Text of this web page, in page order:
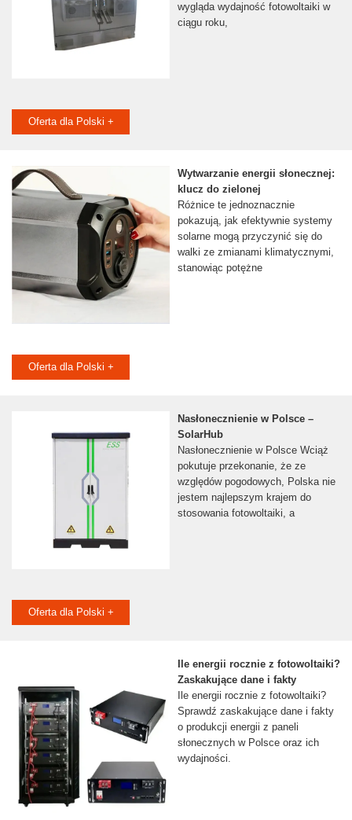
wygląda wydajność fotowoltaiki w
ciągu roku,
Oferta dla Polski +
Wytwarzanie energii słonecznej:
klucz do zielonej
Różnice te jednoznacznie
pokazują, jak efektywnie systemy
solarne mogą przyczynić się do
walki ze zmianami klimatycznymi,
stanowiąc potężne
Oferta dla Polski +
Nasłonecznienie w Polsce –
SolarHub
Nasłonecznienie w Polsce Wciąż
pokutuje przekonanie, że ze
względów pogodowych, Polska nie
jestem najlepszym krajem do
stosowania fotowoltaiki, a
Oferta dla Polski +
Ile energii rocznie z fotowoltaiki?
Zaskakujące dane i fakty
Ile energii rocznie z fotowoltaiki?
Sprawdź zaskakujące dane i fakty
o produkcji energii z paneli
słonecznych w Polsce oraz ich
wydajności.